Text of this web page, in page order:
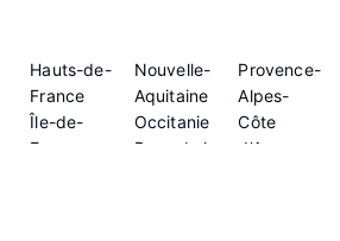
Hauts-de-
France
Île-de-
France
Nouvelle-
Aquitaine
Occitanie
Pays de la
Provence-
Alpes-
Côte
d'Azur